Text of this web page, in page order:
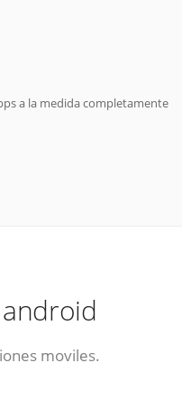
a la medida completamente
moviles.